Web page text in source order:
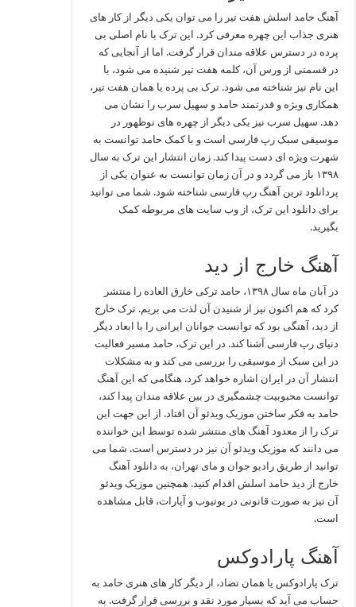
آهنگ حامد اسلش هفت تیر را می توان یکی دیگر از کار های
هنری جذاب این چهره معرفی کرد. این ترک با نام اصلی بی
پرده در دسترس علاقه مندان قرار گرفت. اما از آنجایی که
در قسمتی از ورس آن، کلمه هفت تیر شنیده می شود، با
این نام نیز شناخته می شود. ترک بی پرده یا همان هفت تیر،
همکاری ویژه و قدرتمند حامد و سهیل سرب را نشان می
دهد. سهیل سرب نیز یکی دیگر از چهره های نوظهور در
موسیقی سبک رپ فارسی است و با کمک حامد توانست به
شهرت ویژه ای دست پیدا کند. زمان انتشار این ترک به سال
۱۳۹۸ باز می گردد و در آن زمان توانست به عنوان یکی از
پردانلود ترین آهنگ رپ فارسی شناخته شود. شما می توانید
برای دانلود این ترک، از وب سایت های مربوطه کمک
بگیرید.
آهنگ خارج از دید
در آبان ماه سال ۱۳۹۸، حامد ترکی خارق العاده را منتشر
کرد که هم اکنون نیز از شنیدن آن لذت می بریم. ترک خارج
از دید، آهنگی بود که توانست جوانان ایرانی را با ابعاد دیگر
دنیای رپ فارسی آشنا کند. در این ترک، حامد مسیر فعالیت
در این سبک از موسیقی را بررسی می کند و به مشکلات
انتشار آن در ایران اشاره خواهد کرد. هنگامی که این آهنگ
توانست محبوبیت چشمگیری در بین علاقه مندان پیدا کند،
حامد به فکر ساختن موزیک ویدئو آن افتاد‌. از این جهت این
ترک را از معدود آهنگ های منتشر شده توسط این خواننده
می دانند که موزیک ویدئو آن نیز در دسترس است. شما می
توانید از طریق رادیو جوان و مای تهران، به دانلود آهنگ
خارج از دید حامد اسلش اقدام کنید. همچنین موزیک ویدئو
آن نیز به صورت قانونی در یوتیوب و آپارات، قابل مشاهده
است.
آهنگ پارادوکس
ترک پارادوکس یا همان تضاد، از دیگر کار های هنری حامد به
حساب می آید که بسیار مورد نقد و بررسی قرار گرفت. به